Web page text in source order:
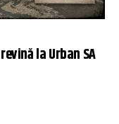
la Urban SA